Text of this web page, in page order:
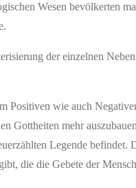
Wesen bevölkerten
der einzelnen
wie auch
Gottheiten mehr
Legende
die die Gebete der